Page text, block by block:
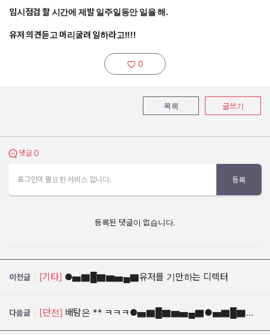
임시점검 할 시간에 제발 일주일동안 일을 해.
유저 의견듣고 머리굴려 일하라고!!!!
추천하기:
0
목록 글쓰기
댓글 보기
댓글 0
로그인이 필요한 서비스 입니다. 등록
등록된 댓글이 없습니다.
이전글 [기타] ●▅▇█▇▆▅▄▇유저를 기만하는 디렉터
다음글 [던전] 배탐은 ** ㅋㅋㅋ●▅▇█▇▆▅▄▇●▅▇█▇▆▅▄▇●▅▇█▇▆▅▄▇●▅▇█▇▆▅▄▇